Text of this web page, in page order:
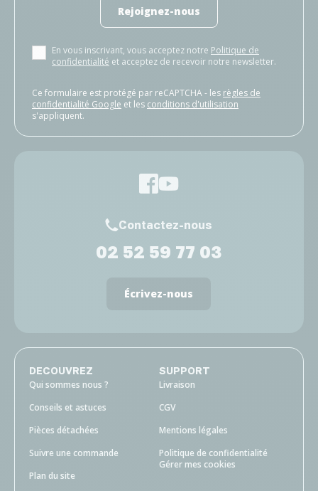
Rejoignez-nous
En vous inscrivant, vous acceptez notre Politique de
confidentialité et acceptez de recevoir notre newsletter.
Ce formulaire est protégé par reCAPTCHA - les règles de
confidentialité Google et les conditions d'utilisation
s'appliquent.
Contactez-nous
02 52 59 77 03
Écrivez-nous
DECOUVREZ
Qui sommes nous ?
Conseils et astuces
Pièces détachées
Suivre une commande
Plan du site
SUPPORT
Livraison
CGV
Mentions légales
Politique de confidentialité
Gérer mes cookies